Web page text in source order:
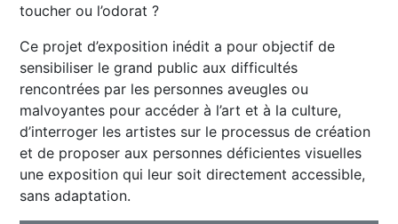
toucher ou l’odorat ?
Ce projet d’exposition inédit a pour objectif de
sensibiliser le grand public aux difficultés
rencontrées par les personnes aveugles ou
malvoyantes pour accéder à l’art et à la culture,
d’interroger les artistes sur le processus de création
et de proposer aux personnes déficientes visuelles
une exposition qui leur soit directement accessible,
sans adaptation.